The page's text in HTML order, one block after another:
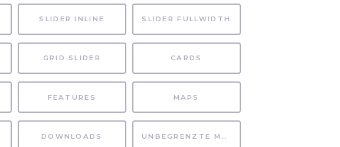
SLIDER INLINE SLIDER FULLWIDTH
GRID SLIDER CARDS
FEATURES MAPS
DOWNLOADS UNBEGRENZTE MÖGLICHKEITEN